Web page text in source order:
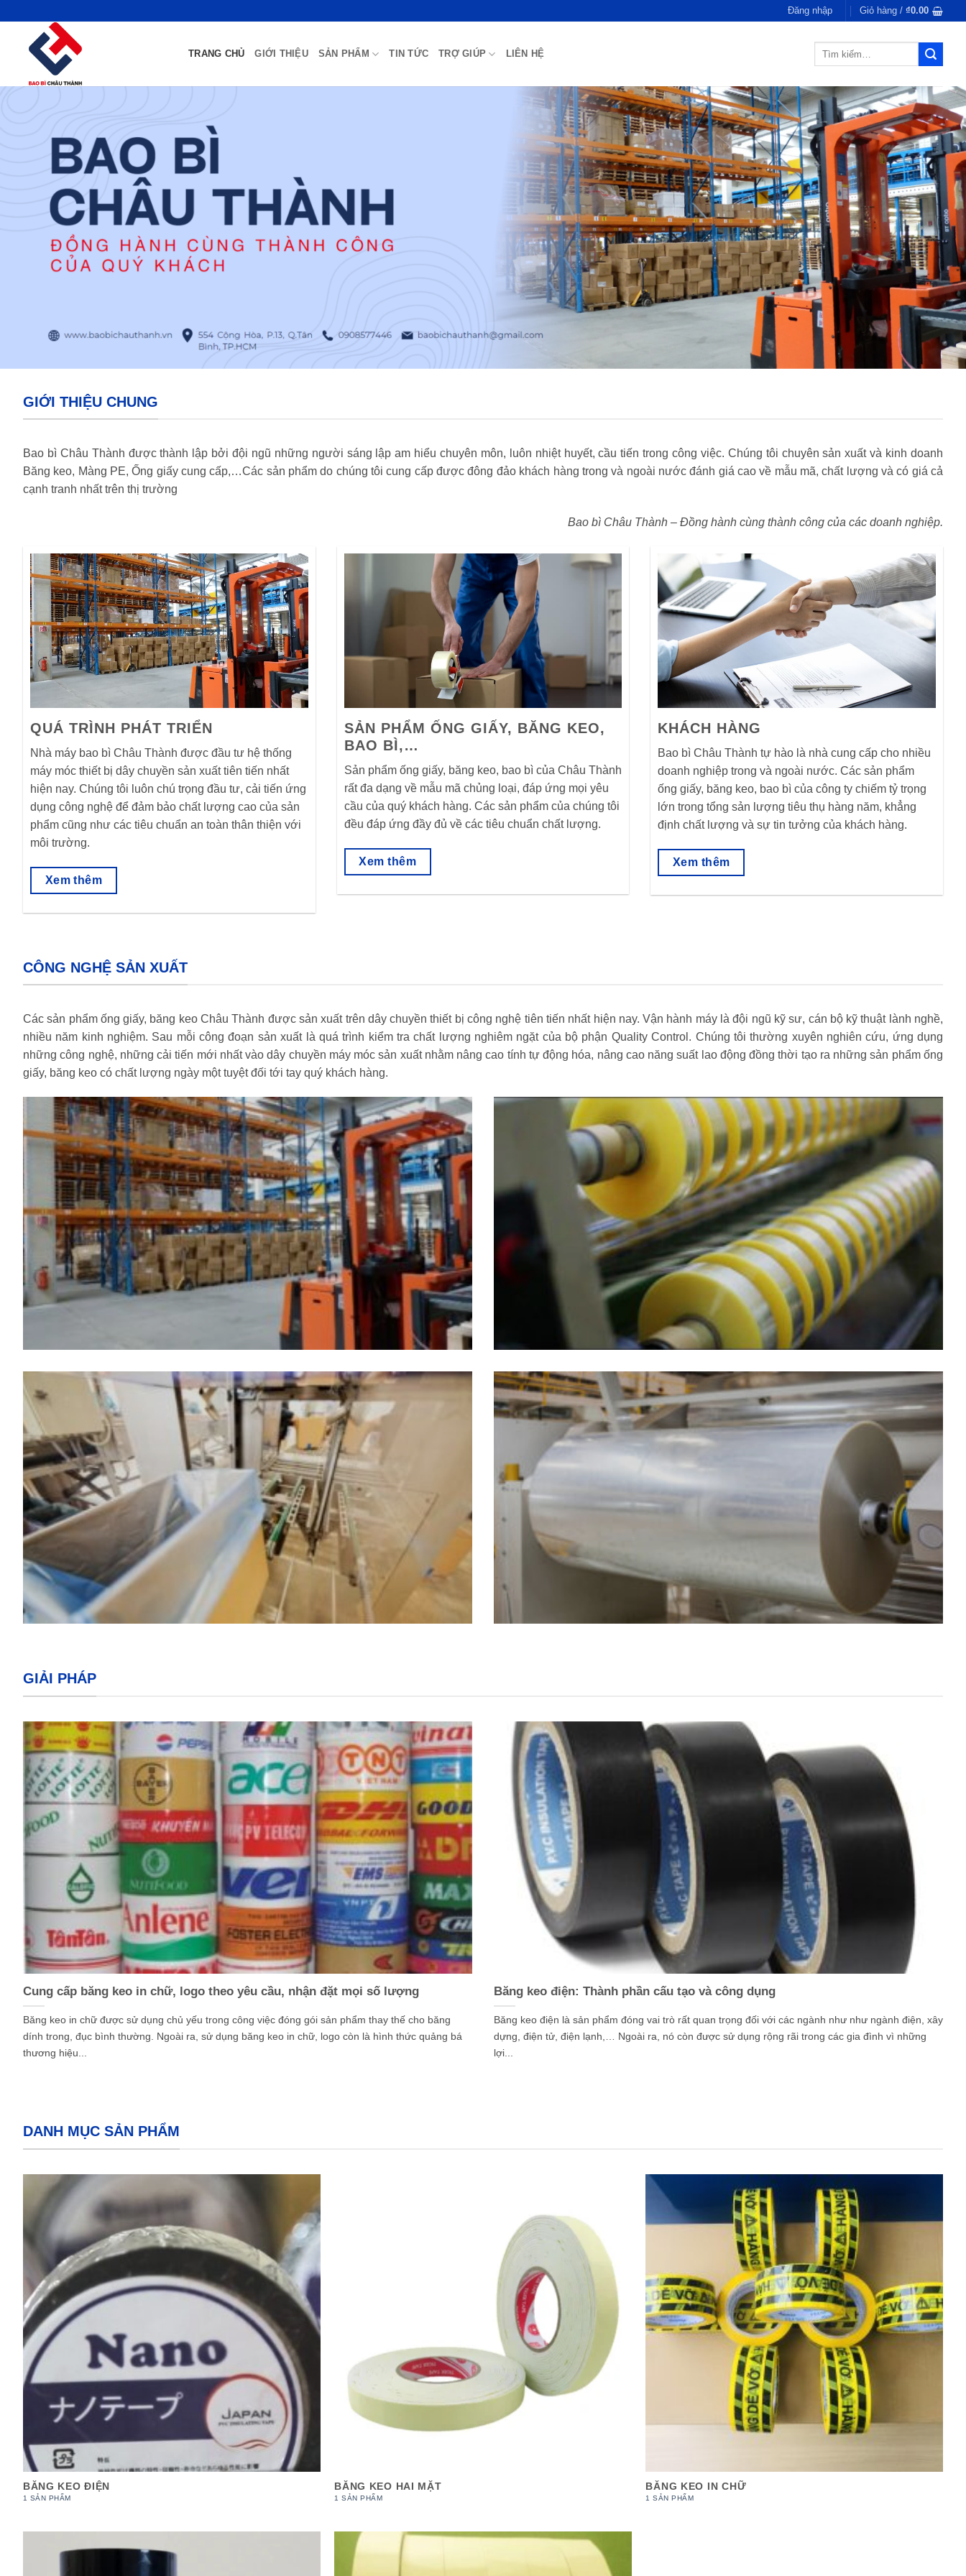
Đăng nhập Giỏ hàng / ₫0.00
TRANG CHỦ GIỚI THIỆU SẢN PHẨM TIN TỨC TRỢ GIÚP LIÊN HỆ
Tìm
GIỚI THIỆU CHUNG
Bao bì Châu Thành được thành lập bởi đội ngũ những người sáng lập am hiểu chuyên môn, luôn nhiệt huyết, cầu tiến trong công việc. Chúng tôi chuyên sản xuất và kinh doanh
Băng keo, Màng PE, Ống giấy cung cấp,…Các sản phẩm do chúng tôi cung cấp được đông đảo khách hàng trong và ngoài nước đánh giá cao về mẫu mã, chất lượng và có giá cả
cạnh tranh nhất trên thị trường
Bao bì Châu Thành – Đồng hành cùng thành công của các doanh nghiệp.
QUÁ TRÌNH PHÁT TRIỂN
Nhà máy bao bì Châu Thành được đầu tư hệ thống
máy móc thiết bị dây chuyền sản xuất tiên tiến nhất
hiện nay. Chúng tôi luôn chú trọng đầu tư, cải tiến ứng
dụng công nghệ để đảm bảo chất lượng cao của sản
phẩm cũng như các tiêu chuẩn an toàn thân thiện với
môi trường.
Xem thêm
SẢN PHẨM ỐNG GIẤY, BĂNG KEO,
BAO BÌ,…
Sản phẩm ống giấy, băng keo, bao bì của Châu Thành
rất đa dạng về mẫu mã chủng loại, đáp ứng mọi yêu
cầu của quý khách hàng. Các sản phẩm của chúng tôi
đều đáp ứng đầy đủ về các tiêu chuẩn chất lượng.
Xem thêm
KHÁCH HÀNG
Bao bì Châu Thành tự hào là nhà cung cấp cho nhiều
doanh nghiệp trong và ngoài nước. Các sản phẩm
ống giấy, băng keo, bao bì của công ty chiếm tỷ trọng
lớn trong tổng sản lượng tiêu thụ hàng năm, khẳng
định chất lượng và sự tin tưởng của khách hàng.
Xem thêm
CÔNG NGHỆ SẢN XUẤT
Các sản phẩm ống giấy, băng keo Châu Thành được sản xuất trên dây chuyền thiết bị công nghệ tiên tiến nhất hiện nay. Vận hành máy là đội ngũ kỹ sư, cán bộ kỹ thuật lành nghề,
nhiều năm kinh nghiệm. Sau mỗi công đoạn sản xuất là quá trình kiểm tra chất lượng nghiêm ngặt của bộ phận Quality Control. Chúng tôi thường xuyên nghiên cứu, ứng dụng
những công nghệ, những cải tiến mới nhất vào dây chuyền máy móc sản xuất nhằm nâng cao tính tự động hóa, nâng cao năng suất lao động đồng thời tạo ra những sản phẩm ống
giấy, băng keo có chất lượng ngày một tuyệt đối tới tay quý khách hàng.
GIẢI PHÁP
Cung cấp băng keo in chữ, logo theo yêu cầu, nhận đặt mọi số lượng
Băng keo in chữ được sử dụng chủ yếu trong công việc đóng gói sản phẩm thay thế cho băng
dính trong, đục bình thường. Ngoài ra, sử dụng băng keo in chữ, logo còn là hình thức quảng bá
thương hiệu...
Băng keo điện: Thành phần cấu tạo và công dụng
Băng keo điện là sản phẩm đóng vai trò rất quan trọng đối với các ngành như như ngành điện, xây
dựng, điện tử, điện lạnh,… Ngoài ra, nó còn được sử dụng rộng rãi trong các gia đình vì những
lợi...
DANH MỤC SẢN PHẨM
BĂNG KEO ĐIỆN
1 SẢN PHẨM
BĂNG KEO HAI MẶT
1 SẢN PHẨM
BĂNG KEO IN CHỮ
1 SẢN PHẨM